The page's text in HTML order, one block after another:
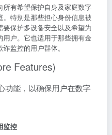
所有希望保护自身及家庭数字
特别是那些担心身份信息被
要保护多设备安全以及希望为
户。它也适用于那些拥有金
监控的用户群体。
Features)
功能，以确保用户在数字
监控